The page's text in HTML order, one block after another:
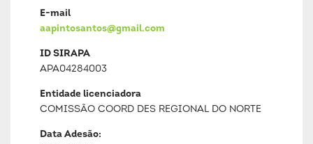
E-mail
aapintosantos@gmail.com
ID SIRAPA
APA04284003
Entidade licenciadora
COMISSÃO COORD DES REGIONAL DO NORTE
Data Adesão: